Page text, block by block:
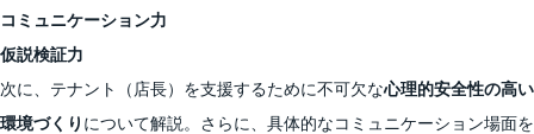
コミュニケーション力
仮説検証力
次に、テナント（店長）を支援するために不可欠な心理的安全性の高い
環境づくり について解説。さらに、具体的なコミュニケーション場面を